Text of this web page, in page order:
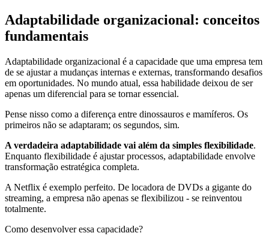
Adaptabilidade organizacional: conceitos
fundamentais
Adaptabilidade organizacional é a capacidade que uma empresa tem
de se ajustar a mudanças internas e externas, transformando desafios
em oportunidades. No mundo atual, essa habilidade deixou de ser
apenas um diferencial para se tornar essencial.
Pense nisso como a diferença entre dinossauros e mamíferos. Os
primeiros não se adaptaram; os segundos, sim.
A verdadeira adaptabilidade vai além da simples flexibilidade.
Enquanto flexibilidade é ajustar processos, adaptabilidade envolve
transformação estratégica completa.
A Netflix é exemplo perfeito. De locadora de DVDs a gigante do
streaming, a empresa não apenas se flexibilizou - se reinventou
totalmente.
Como desenvolver essa capacidade?